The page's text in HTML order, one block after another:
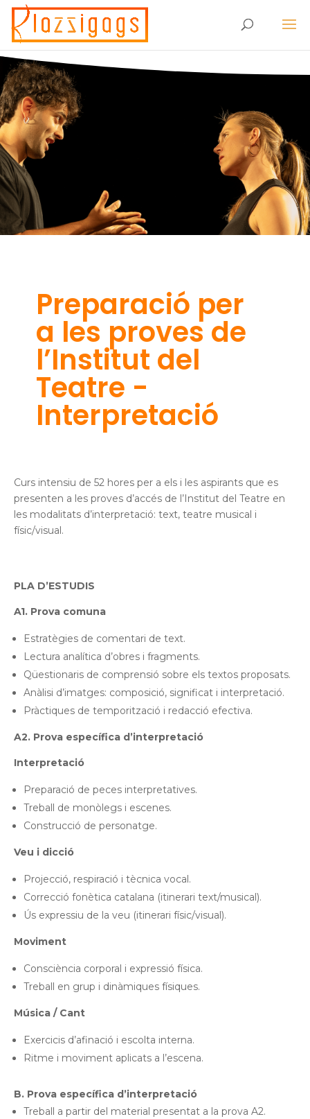
Preparació per
a les proves de
l’Institut del
Teatre -
Interpretació
Curs intensiu de 52 hores per a els i les aspirants que es
presenten a les proves d’accés de l’Institut del Teatre en
les modalitats d’interpretació: text, teatre musical i
físic/visual.
PLA D’ESTUDIS
A1. Prova comuna
Estratègies de comentari de text.
Lectura analítica d’obres i fragments.
Qüestionaris de comprensió sobre els textos proposats.
Anàlisi d’imatges: composició, significat i interpretació.
Pràctiques de temporització i redacció efectiva.
A2. Prova específica d’interpretació
Interpretació
Preparació de peces interpretatives.
Treball de monòlegs i escenes.
Construcció de personatge.
Veu i dicció
Projecció, respiració i tècnica vocal.
Correcció fonètica catalana (itinerari text/musical).
Ús expressiu de la veu (itinerari físic/visual).
Moviment
Consciència corporal i expressió física.
Treball en grup i dinàmiques físiques.
Música / Cant
Exercicis d’afinació i escolta interna.
Ritme i moviment aplicats a l’escena.
B. Prova específica d’interpretació
Treball a partir del material presentat a la prova A2.